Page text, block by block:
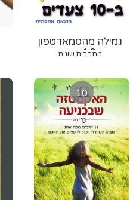
גמילה מהסמארטפון
ב-10 צעדים
מחברים שונים
10